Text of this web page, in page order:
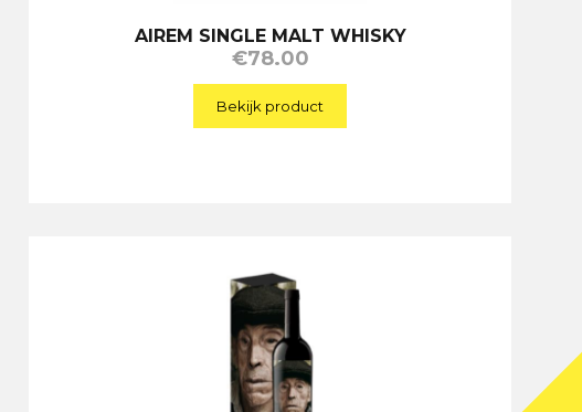
AIREM SINGLE MALT WHISKY
€78.00
Bekijk product